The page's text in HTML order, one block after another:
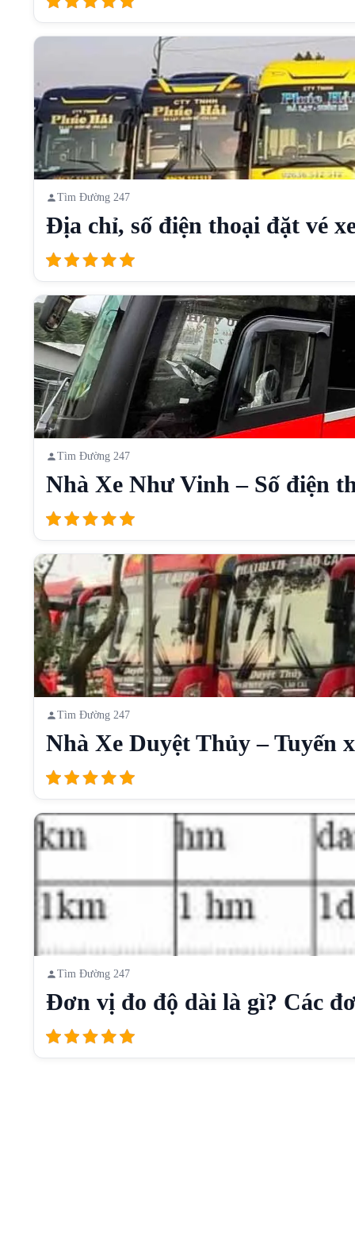
Tìm Đường 247
Địa chỉ, số điện thoại đặt vé
Tìm Đường 247
Nhà Xe Như Vinh – Số điện
Tìm Đường 247
Nhà Xe Duyệt Thủy – Tuyến
Tìm Đường 247
Đơn vị đo độ dài là gì? Các